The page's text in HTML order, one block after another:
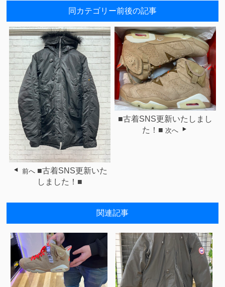
同カテゴリー前後の記事
前へ ■古着SNS更新いた
しました！■
■古着SNS更新いたしまし
た！■ 次へ
関連記事